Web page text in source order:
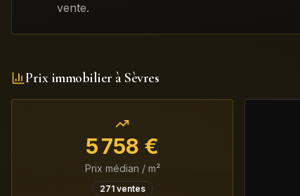
vente.
Prix immobilier à Sèvres
5 758 €
Prix médian / m²
271ventes